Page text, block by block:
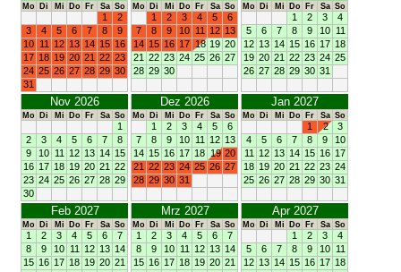
Mo Di Mi Do Fr Sa So
1
2
3
4 5 6 7 8
9
10 11 12 13 14 15 16
17 18 19 20 21 22 23
24 25 26 27 28 29 30
31
Mo Di Mi Do Fr Sa So
1 2 3 4 5
6
7
8 9 10 11 12 13
14 15 16 17 18 19 20
21 22 23 24 25 26 27
28 29 30
Mo Di Mi Do Fr Sa So
1 2 3
4
5
6 7 8 9 10 11
12 13 14 15 16 17 18
19 20 21 22 23 24 25
26 27 28 29 30 31
Nov 2026
Mo Di Mi Do Fr Sa So
1
2
3 4 5 6 7
8
9
10 11 12 13 14 15
16 17 18 19 20 21 22
23 24 25 26 27 28 29
30
Dez 2026
Mo Di Mi Do Fr Sa So
1 2 3 4 5
6
7
8 9 10 11 12 13
14 15 16 17 18 19 20
21 22 23 24 25 26 27
28 29 30 31
Jan 2027
Mo Di Mi Do Fr Sa So
1 2
3
4
5 6 7 8 9
10
11
12 13 14 15 16 17
18 19 20 21 22 23 24
25 26 27 28 29 30 31
Feb 2027
Mo Di Mi Do Fr Sa So
1 2 3 4 5 6
7
8
9 10 11 12 13 14
15 16 17 18 19 20 21
Mrz 2027
Mo Di Mi Do Fr Sa So
1 2 3 4 5 6
7
8
9 10 11 12 13 14
15 16 17 18 19 20 21
Apr 2027
Mo Di Mi Do Fr Sa So
1 2 3
4
5
6 7 8 9 10 11
12 13 14 15 16 17 18